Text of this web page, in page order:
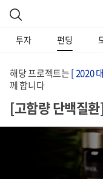
투자 펀딩
해당 프로젝트는[ 2020
께 합니다
[고함량 단백질